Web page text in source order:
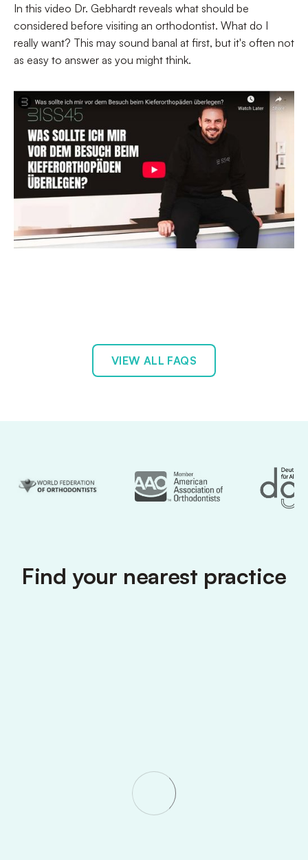
In this video Dr. Gebhardt reveals what should be
considered before visiting an orthodontist. What do I
really want? This may sound banal at first, but it's often not
as easy to answer as you might think.
VIEW ALL FAQS
Find your nearest practice